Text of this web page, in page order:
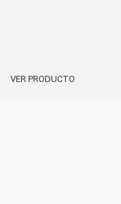
VER PRODUCTO